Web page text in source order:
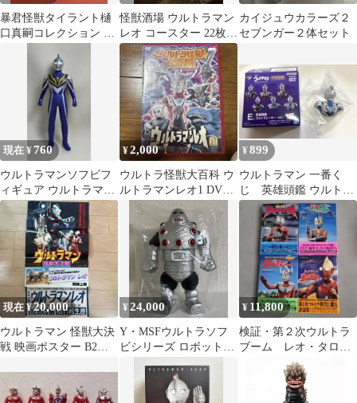
暴君怪獣タイラント樋
口真嗣コレクション 顔
怪獣酒場 ウルトラマン
レオ コースター 22枚セ
ット 美品
カイジュウカラーズ２
セブンガー２体セット
現在 ¥ 760
ウルトラマンソフビフ
ィギュア ウルトラマン
アグル 004
¥2,000
ウルトラ怪獣大百科 ウ
ルトラマンレオ1 DVD
レンタルアップ
¥899
ウルトラマン 一番く
じ 英雄頭鑑 ウルトラ
ヒーロー ウルトラマ
現在 ¥20,000
ウルトラマン 怪獣大決
戦 映画ポスター B2サ
生座
¥24,000
Y・MSFウルトラソフ
ビシリーズ ロボット怪
獣ガメロット 新品 未開
¥ 11,800
検証・第２次ウルトラ
ブーム レオ・タロ
ウ・エース・ジャッ
ク 全４冊セット